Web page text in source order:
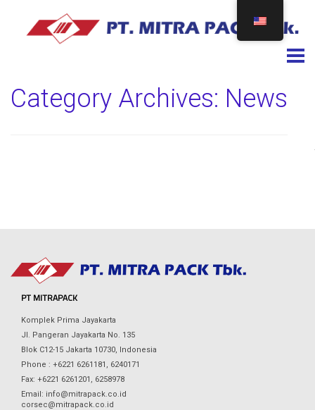
Category Archives: News
PT MITRAPACK
Komplek Prima Jayakarta
Jl. Pangeran Jayakarta No. 135
Blok C12-15 Jakarta 10730, Indonesia
Phone : +6221 6261181, 6240171
Fax: +6221 6261201, 6258978
Email: info@mitrapack.co.id
corsec@mitrapack.co.id